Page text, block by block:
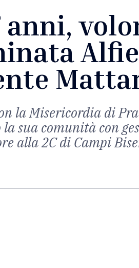
anni,
la Misericordia di
sua comunità con
alla 2C di Campi